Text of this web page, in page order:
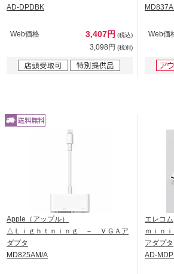
AD-DPDBK
Web価格 3,407円 (税込)
3,098円 (税別)
Web価
Apple（アップル）
△Ｌｉｇｈｔｎｉｎｇ － ＶＧＡア
ダプタ
MD825AM/A
エレコム
ｍｉｎ
アダプタ
AD-